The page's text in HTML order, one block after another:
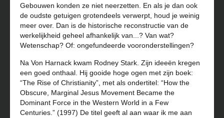
Gebouwen konden ze niet neerzetten. En als je dan ook
de oudste getuigen grotendeels verwerpt, houd je weinig
meer over. Dan is de historische reconstructie van de
werkelijkheid geheel afhankelijk van...? Van wat?
Wetenschap? Of: ongefundeerde vooronderstellingen?
Na Von Harnack kwam Rodney Stark. Zijn ideeën kregen
een goed onthaal. Hij gooide hoge ogen met zijn boek:
“The Rise of Christianity”, met als ondertitel: “How the
Obscure, Marginal Jesus Movement Became the
Dominant Force in the Western World in a Few
Centuries.” (1997) De titel geeft al aan waar ik me aan